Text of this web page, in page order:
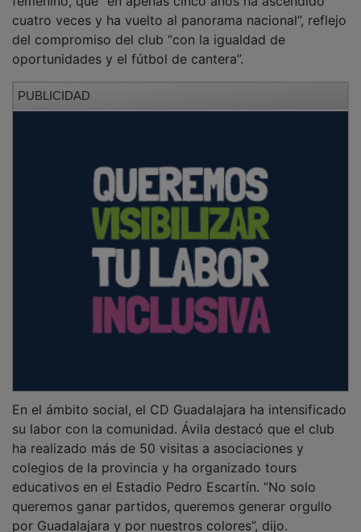
cuatro veces y ha vuelto al panorama nacional”, reflejo
del compromiso del club “con la igualdad de
oportunidades y el fútbol de cantera”.
su labor con la comunidad. Ávila destacó que el club
ha realizado más de 50 visitas a asociaciones y
colegios de la provincia y ha organizado tours
educativos en el Estadio Pedro Escartín. “No solo
queremos ganar partidos, queremos generar orgullo
por Guadalajara y por nuestros colores”, dijo.